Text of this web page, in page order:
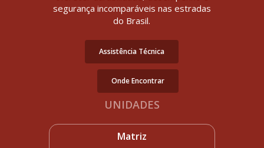
segurança incomparáveis nas estradas
do Brasil.
Assistência Técnica
Onde Encontrar
UNIDADES
Matriz